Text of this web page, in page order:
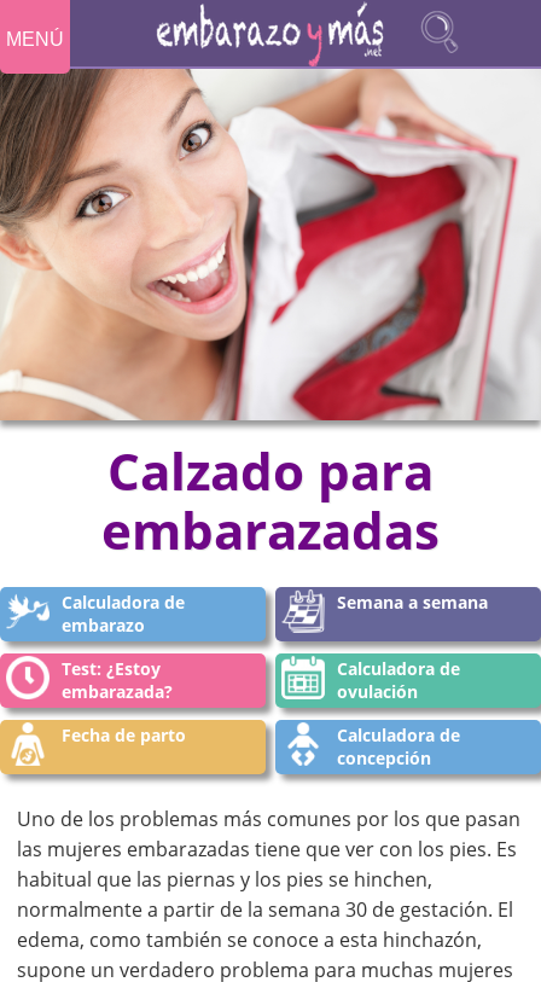
MENÚ
Calzado para
embarazadas
Calculadora de
embarazo
Semana a semana
Test: ¿Estoy
embarazada?
Calculadora de
ovulación
Fecha de parto
Calculadora de
concepción
Uno de los problemas más comunes por los que pasan
las mujeres embarazadas tiene que ver con los pies. Es
habitual que las piernas y los pies se hinchen,
normalmente a partir de la semana 30 de gestación. El
edema, como también se conoce a esta hinchazón,
supone un verdadero problema para muchas mujeres